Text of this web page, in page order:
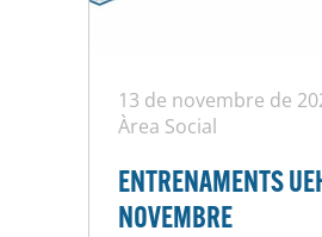
13 de novembre de
Àrea Social
ENTRENAMENTS
NOVEMBRE